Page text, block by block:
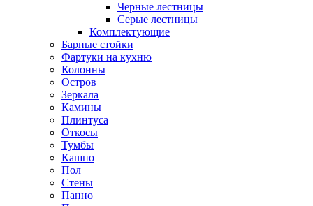
Черные лестницы
Серые лестницы
Комплектующие
Барные стойки
Фартуки на кухню
Колонны
Остров
Зеркала
Камины
Плинтуса
Откосы
Тумбы
Кашпо
Пол
Стены
Панно